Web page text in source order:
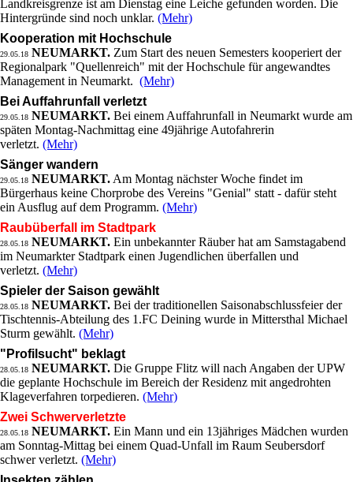
Landkreisgrenze ist am Dienstag eine Leiche gefunden worden. Die
Hintergründe sind noch unklar. (Mehr)
Kooperation mit Hochschule
29.05.18 NEUMARKT. Zum Start des neuen Semesters kooperiert der
Regionalpark "Quellenreich" mit der Hochschule für angewandtes
Management in Neumarkt. (Mehr)
Bei Auffahrunfall verletzt
29.05.18 NEUMARKT. Bei einem Auffahrunfall in Neumarkt wurde am
späten Montag-Nachmittag eine 49jährige Autofahrerin
verletzt. (Mehr)
Sänger wandern
29.05.18 NEUMARKT. Am Montag nächster Woche findet im
Bürgerhaus keine Chorprobe des Vereins "Genial" statt - dafür steht
ein Ausflug auf dem Programm. (Mehr)
Raubüberfall im Stadtpark
28.05.18 NEUMARKT. Ein unbekannter Räuber hat am Samstagabend
im Neumarkter Stadtpark einen Jugendlichen überfallen und
verletzt. (Mehr)
Spieler der Saison gewählt
28.05.18 NEUMARKT. Bei der traditionellen Saisonabschlussfeier der
Tischtennis-Abteilung des 1.FC Deining wurde in Mittersthal Michael
Sturm gewählt. (Mehr)
"Profilsucht" beklagt
28.05.18 NEUMARKT. Die Gruppe Flitz will nach Angaben der UPW
die geplante Hochschule im Bereich der Residenz mit angedrohten
Klageverfahren torpedieren. (Mehr)
Zwei Schwerverletzte
28.05.18 NEUMARKT. Ein Mann und ein 13jähriges Mädchen wurden
am Sonntag-Mittag bei einem Quad-Unfall im Raum Seubersdorf
schwer verletzt. (Mehr)